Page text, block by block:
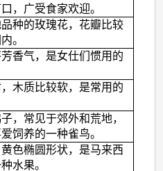
，广受食家欢迎。
种的玫瑰花，花瓣比较
。
香气，是女仕们惯用的
木质比较软，是常用的
，常见于郊外和荒地，
饲养的一种雀鸟。
色椭圆形状，是马来西
水果。